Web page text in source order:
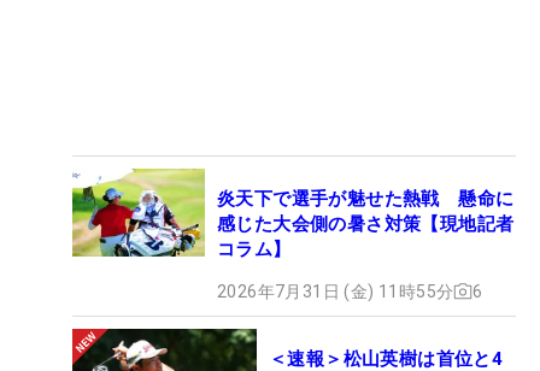
炎天下で選手が魅せた熱戦 懸命に
感じた大会側の暑さ対策【現地記者
コラム】
2026年7月31日 (金) 11時55分 6
＜速報＞松山英樹は首位と4